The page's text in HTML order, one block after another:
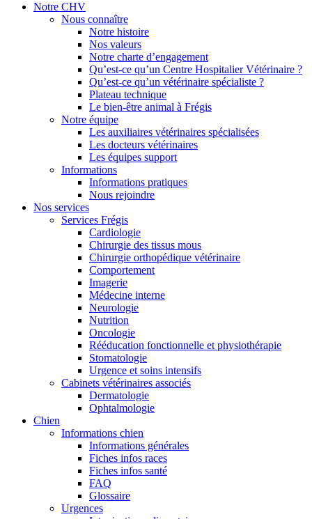
Notre CHV
Nous connaître
Notre histoire
Nos valeurs
Notre charte d’engagement
Qu’est-ce qu’un Centre Hospitalier Vétérinaire ?
Qu’est-ce qu’un vétérinaire spécialiste ?
Plateau technique
Le bien-être animal à Frégis
Notre équipe
Les auxiliaires vétérinaires spécialisées
Les docteurs vétérinaires
Les équipes support
Informations
Informations pratiques
Nous rejoindre
Nos services
Services Frégis
Cardiologie
Chirurgie des tissus mous
Chirurgie orthopédique vétérinaire
Comportement
Imagerie
Médecine interne
Neurologie
Nutrition
Oncologie
Rééducation fonctionnelle et physiothérapie
Stomatologie
Urgence et soins intensifs
Cabinets vétérinaires associés
Dermatologie
Ophtalmologie
Chien
Informations chien
Informations générales
Fiches infos races
Fiches infos santé
FAQ
Glossaire
Urgences